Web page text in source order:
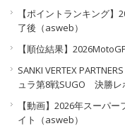
【ポイントランキング
了後（asweb）
【順位結果】
SANKI VERTEX
ュラ第8戦SUGO 決勝レ
【動画】2026年スーパ
イト（asweb）